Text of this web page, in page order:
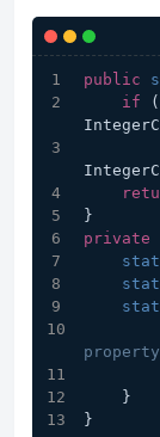
public
if
}
private
property
    }
}